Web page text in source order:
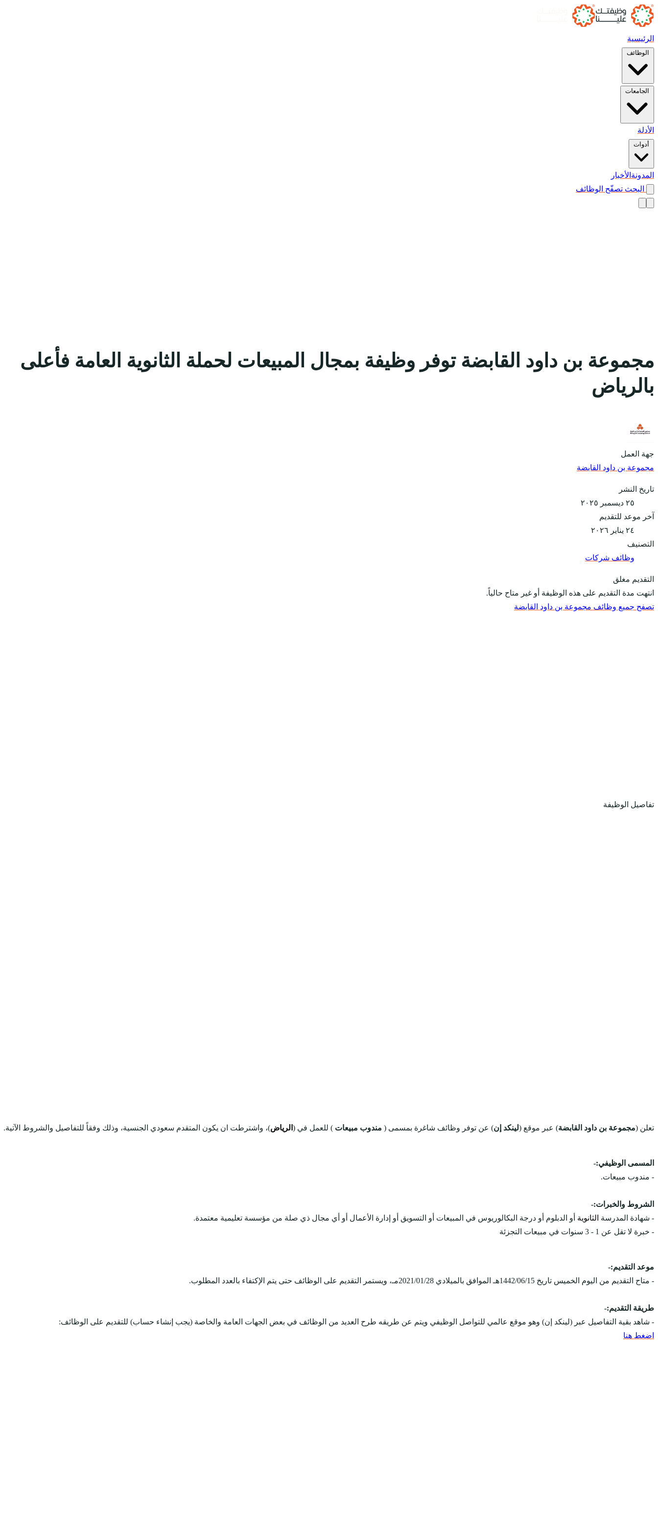
الرئيسية
الوظائف
الجامعات
الأدلة
أدوات
المدونة الأخبار
البحث تصفّح الوظائف
مجموعة بن داود القابضة توفر وظيفة بمجال المبيعات لحملة الثانوية العامة فأعلى
بالرياض
جهة العمل
مجموعة بن داود القابضة
تاريخ النشر
٢٥ ديسمبر ٢٠٢٥
آخر موعد للتقديم
٢٤ يناير ٢٠٢٦
التصنيف
وظائف شركات
التقديم مغلق
انتهت مدة التقديم على هذه الوظيفة أو غير متاح حالياً.
تصفح جميع وظائف مجموعة بن داود القابضة
تفاصيل الوظيفة
تعلن (مجموعة بن داود القابضة) عبر موقع (لينكد إن) عن توفر وظائف شاغرة بمسمى ( مندوب مبيعات ) للعمل في ( الرياض)، واشترطت ان يكون المتقدم سعودي الجنسية، وذلك وفقاً للتفاصيل والشروط الآتية.
المسمى الوظيفي:-
- مندوب مبيعات.
الشروط والخبرات:-
- شهادة المدرسة الثانوية أو الدبلوم أو درجة البكالوريوس في المبيعات أو التسويق أو إدارة الأعمال أو أي مجال ذي صلة من مؤسسة تعليمية معتمدة.
- خبرة لا تقل عن 1 - 3 سنوات في مبيعات التجزئة
موعد التقديم:-
- متاح التقديم من اليوم الخميس تاريخ 1442/06/15هـ الموافق بالميلادي 2021/01/28مـ، ويستمر التقديم على الوظائف حتى يتم الإكتفاء بالعدد المطلوب.
طريقة التقديم:-
- شاهد بقية التفاصيل عبر (لينكد إن) وهو موقع عالمي للتواصل الوظيفي ويتم عن طريقه طرح العديد من الوظائف في بعض الجهات العامة والخاصة (يجب إنشاء حساب) للتقديم على الوظائف:
اضغط هنا